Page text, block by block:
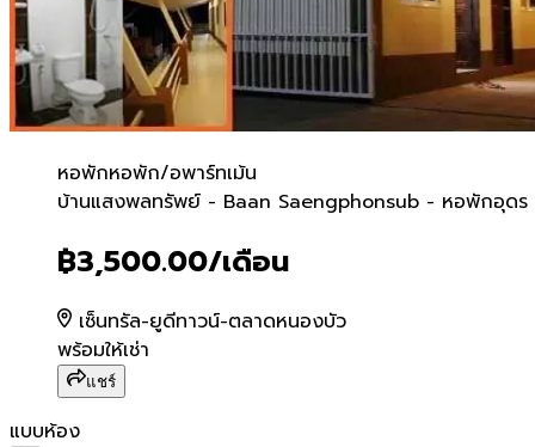
หอพักหอพัก/อพาร์ทเม้น
บ้านแสงพลทรัพย์ - Baan
บ้านแสงพลทรัพย์ - Baan Saengphonsub - หอพักอุด
฿3,500.00/เดือน
เซ็นทรัล-ยูดีทาวน์-ตลาดหนองบัว
พร้อมให้เช่า
แชร์
แบบห้อง